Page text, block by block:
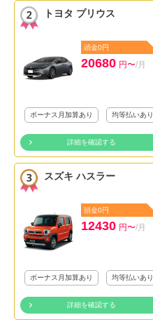
トヨタ プリウス
頭金0円
20680 円〜/月
ボーナス月加算あり 均等払いあり
詳細を確認する
スズキ ハスラー
頭金0円
12430 円〜/月
ボーナス月加算あり 均等払いあり
詳細を確認する